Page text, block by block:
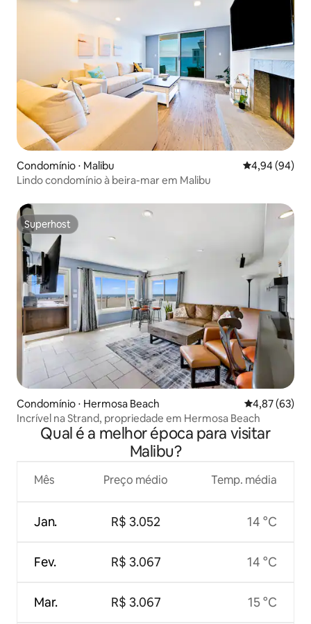
Condomínio ⋅ Malibu 4,94 de uma
4,94 (94)
Lindo condomínio à beira-mar em Malibu
Superhost
Superhost
Condomínio ⋅ Hermosa Beach 4,87 de uma
4,87 (63)
Incrível na Strand, propriedade em Hermosa Beach
Qual é a melhor época para visitar
Malibu?
Mês
Jan.
Fev.
Mar.
Preço médio
R$ 3.052
R$ 3.067
R$ 3.067
Temp. média
14 °C
14 °C
15 °C